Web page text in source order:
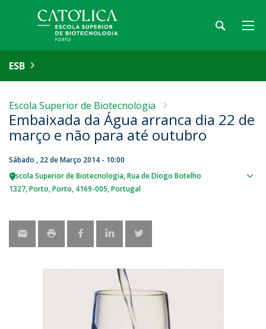
ESB
Escola Superior de Biotecnologia
Embaixada da Água arranca dia 22 de
março e não para até outubro
Sábado , 22 de Março 2014 - 10:00
Escola Superior de Biotecnologia Rua de Diogo Botelho
1327 Porto Porto 4169-005 Portugal